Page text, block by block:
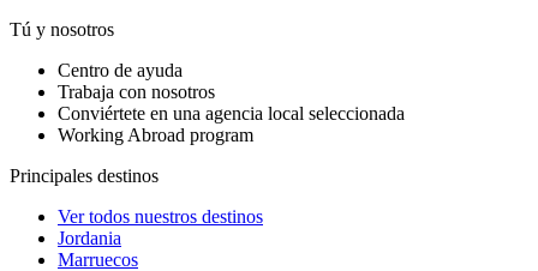
Tú y nosotros
Centro de ayuda
Trabaja con nosotros
Conviértete en una agencia local seleccionada
Working Abroad program
Principales destinos
Ver todos nuestros destinos
Jordania
Marruecos